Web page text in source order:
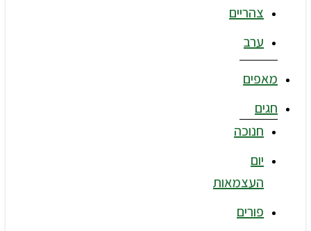
צהריים
ערב
מאפים
חגים
חנוכה
יום
העצמאות
פורים